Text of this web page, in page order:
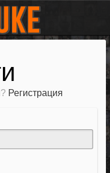
Регистрация